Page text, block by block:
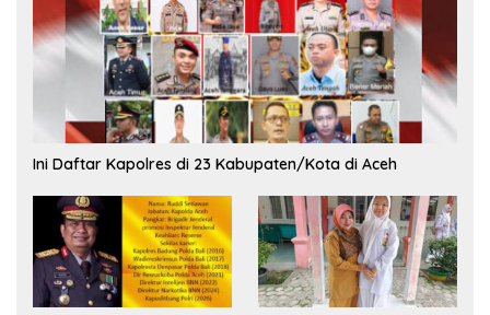
Ini Daftar Kapolres di 23 Kabupaten/Kota di Aceh